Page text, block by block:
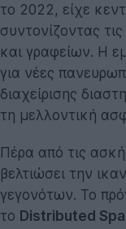
το 2022, είχε
συντονίζοντας
και γραφείων. Η
για νέες
διαχείρισης
τη μελλοντική
Πέρα από τις
βελτιώσει την
γεγονότων. Το
το Distributed